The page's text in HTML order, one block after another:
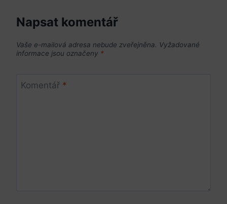
Napsat komentář
Vaše e-mailová adresa nebude zveřejněna. Vyžadované
informace jsou označeny *
Komentář *